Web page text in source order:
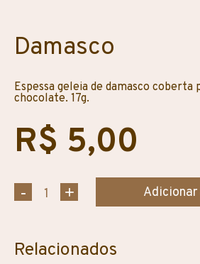
Damasco
Espessa geleia de damasco coberta
chocolate. 17g.
R$ 5,00
Relacionados